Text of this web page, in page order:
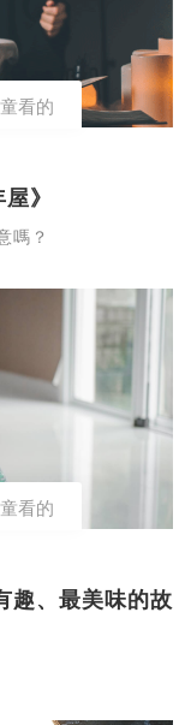
看的
》
嗎？
看的
趣、最美味的故